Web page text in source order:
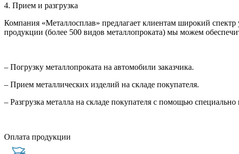
4. Прием и разгрузка
Компания «Металлосплав» предлагает клиентам широкий
продукции (более 500 видов металлопроката) мы можем
– Погрузку металлопроката на автомобили заказчика.
– Прием металлических изделий на складе покупателя.
– Разгрузка металла на складе покупателя с помощью
Оплата продукции